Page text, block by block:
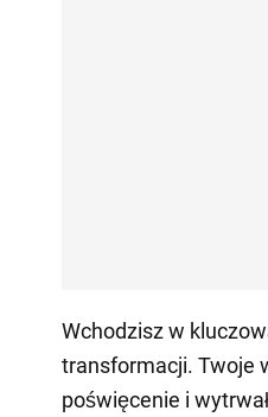
Wchodzisz w
transformacji. Twoje
poświęcenie i